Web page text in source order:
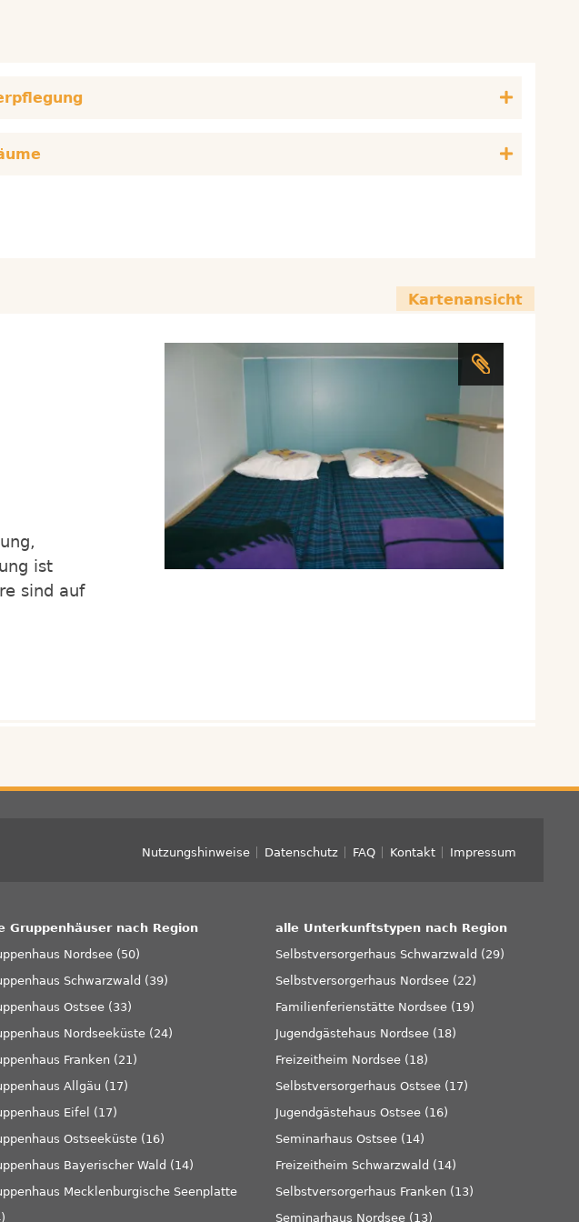
Kartenansicht
ist
sind auf
Nutzungshinweise Datenschutz FAQ Kontakt Impressum
Gruppenhäuser nach Region
Nordsee (50)
Schwarzwald (39)
Ostsee (33)
Nordseeküste (24)
Franken (21)
Allgäu (17)
Eifel (17)
Ostseeküste (16)
Bayerischer Wald (14)
Mecklenburgische Seenplatte
alle Unterkunftstypen nach Region
Selbstversorgerhaus Schwarzwald (29)
Selbstversorgerhaus Nordsee (22)
Familienferienstätte Nordsee (19)
Jugendgästehaus Nordsee (18)
Freizeitheim Nordsee (18)
Selbstversorgerhaus Ostsee (17)
Jugendgästehaus Ostsee (16)
Seminarhaus Ostsee (14)
Freizeitheim Schwarzwald (14)
Selbstversorgerhaus Franken (13)
Seminarhaus Nordsee (13)